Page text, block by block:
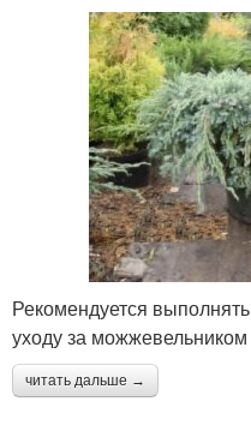
Рекомендуется
уходу за
читать дальше →